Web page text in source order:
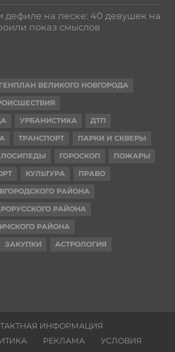
дефиле на песке: 40 девушек на
показ смыслов
ГЕНПЛАН ВЕЛИКОГО НОВГОРОДА
УРБАНИСТИКА
ДТП
ТРАНСПОРТ
ПАРКИ И СКВЕРЫ
ГОРОСКОП
ПОЖАРЫ
КУЛЬТУРА
ПРАВО
РАЙОНА
РАЙОНА
РАЙОНА
ЗАКУПКИ
АСТРОЛОГИЯ
ИНФОРМАЦИЯ
РЕКЛАМА УСЛОВИЯ